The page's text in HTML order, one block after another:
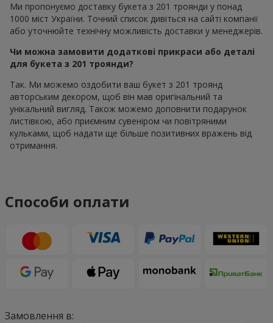
Ми пропонуємо доставку букета з 201 троянди у понад
1000 міст України. Точний список дивіться на сайті компанії
або уточнюйте технічну можливість доставки у менеджерів.
Чи можна замовити додаткові прикраси або деталі
для букета з 201 троянди?
Так. Ми можемо оздобити ваш букет з 201 троянд
авторським декором, щоб він мав оригінальний та
унікальний вигляд. Також можемо доповнити подарунок
листівкою, або приємним сувеніром чи повітряними
кульками, щоб надати ще більше позитивних вражень від
отримання.
Способи оплати
Замовлення в: